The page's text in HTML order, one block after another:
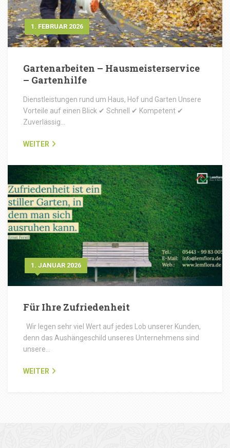
1. FEBRUAR 2026
Gartenarbeiten – Hausmeisterservice
– Gartenhilfe
Dienstleistungen rund um Haus, Hof und Garten Unsere
Vorteile auf einen Blick ✔ Schnell ✔ Kompetent ✔
Zuverlässig…
WEITER
1. JANUAR 2026
Für Ihre Zufriedenheit
Wir legen sehr viel Wert auf jedes Lob unserer Kunden,
denn das Aushängeschild unseres Unternehmens sind
unsere…
WEITER